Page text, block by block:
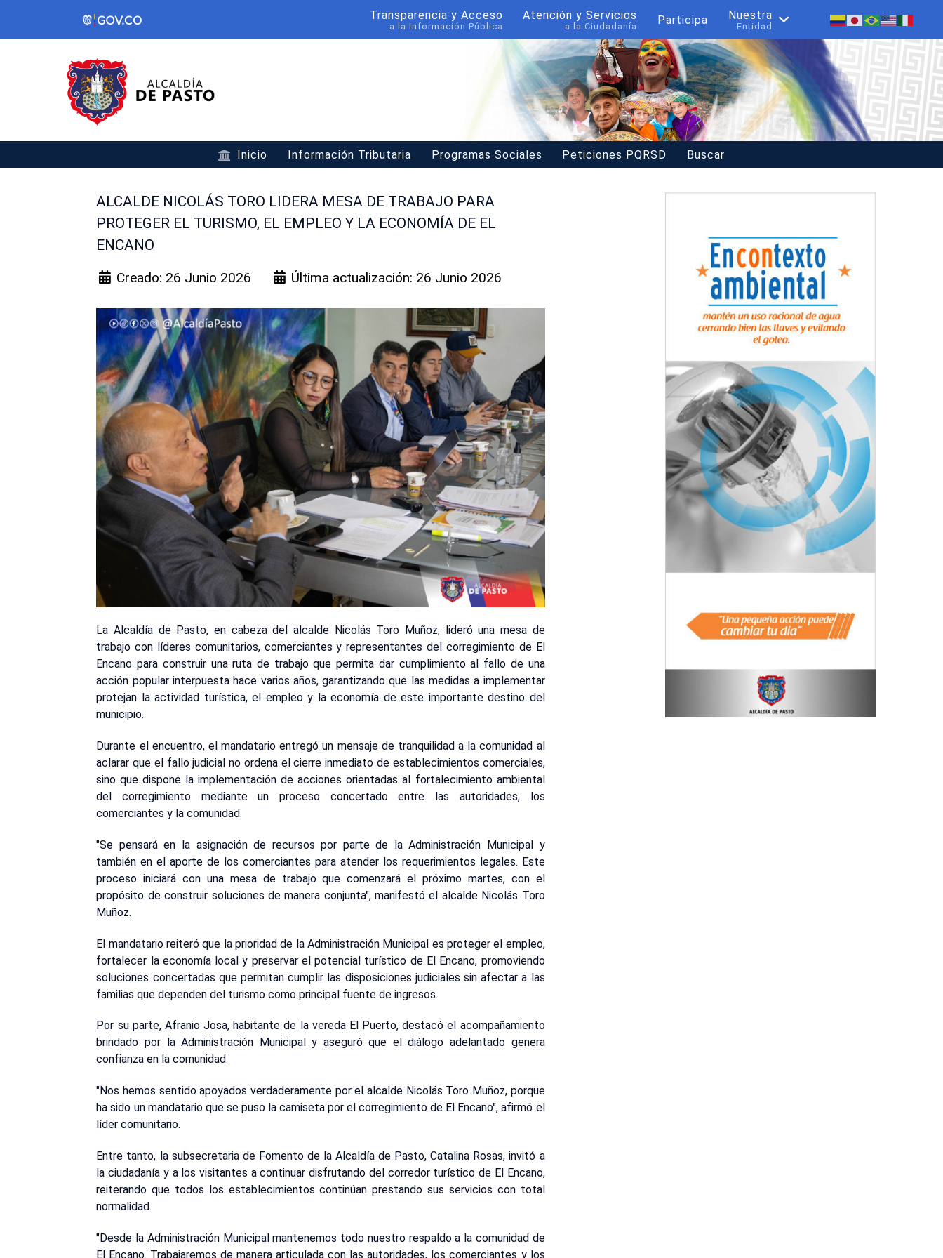
Transparencia y Acceso
a la Información Pública
Atención y Servicios
a la Ciudadanía Participa Nuestra
Entidad
Inicio Información Tributaria Programas Sociales Peticiones PQRSD Buscar
ALCALDE NICOLÁS TORO LIDERA MESA DE TRABAJO PARA
PROTEGER EL TURISMO, EL EMPLEO Y LA ECONOMÍA DE EL
ENCANO
Creado: 26 Junio 2026 Última actualización: 26 Junio 2026
La Alcaldía de Pasto, en cabeza del alcalde Nicolás Toro Muñoz, lideró una mesa de
trabajo con líderes comunitarios, comerciantes y representantes del corregimiento de El
Encano para construir una ruta de trabajo que permita dar cumplimiento al fallo de una
acción popular interpuesta hace varios años, garantizando que las medidas a implementar
protejan la actividad turística, el empleo y la economía de este importante destino del
municipio.
Durante el encuentro, el mandatario entregó un mensaje de tranquilidad a la comunidad al
aclarar que el fallo judicial no ordena el cierre inmediato de establecimientos comerciales,
sino que dispone la implementación de acciones orientadas al fortalecimiento ambiental
del corregimiento mediante un proceso concertado entre las autoridades, los
comerciantes y la comunidad.
"Se pensará en la asignación de recursos por parte de la Administración Municipal y
también en el aporte de los comerciantes para atender los requerimientos legales. Este
proceso iniciará con una mesa de trabajo que comenzará el próximo martes, con el
propósito de construir soluciones de manera conjunta", manifestó el alcalde Nicolás Toro
Muñoz.
El mandatario reiteró que la prioridad de la Administración Municipal es proteger el empleo,
fortalecer la economía local y preservar el potencial turístico de El Encano, promoviendo
soluciones concertadas que permitan cumplir las disposiciones judiciales sin afectar a las
familias que dependen del turismo como principal fuente de ingresos.
Por su parte, Afranio Josa, habitante de la vereda El Puerto, destacó el acompañamiento
brindado por la Administración Municipal y aseguró que el diálogo adelantado genera
confianza en la comunidad.
"Nos hemos sentido apoyados verdaderamente por el alcalde Nicolás Toro Muñoz, porque
ha sido un mandatario que se puso la camiseta por el corregimiento de El Encano", afirmó el
líder comunitario.
Entre tanto, la subsecretaria de Fomento de la Alcaldía de Pasto, Catalina Rosas, invitó a
la ciudadanía y a los visitantes a continuar disfrutando del corredor turístico de El Encano,
reiterando que todos los establecimientos continúan prestando sus servicios con total
normalidad.
"Desde la Administración Municipal mantenemos todo nuestro respaldo a la comunidad de
El Encano. Trabajaremos de manera articulada con las autoridades, los comerciantes y los